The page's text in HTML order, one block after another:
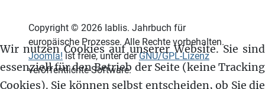
Copyright © 2026 Iablis. Jahrbuch für
europäische Prozesse. Alle Rechte vorbehalten.
Joomla! ist freie, unter derGNU/GPL-Lizenz
veröffentlichte Software.
Wir nutzen Cookies auf unserer Website. Sie sind
essenziell für den Betrieb der Seite (keine Tracking
Cookies). Sie können selbst entscheiden, ob Sie die